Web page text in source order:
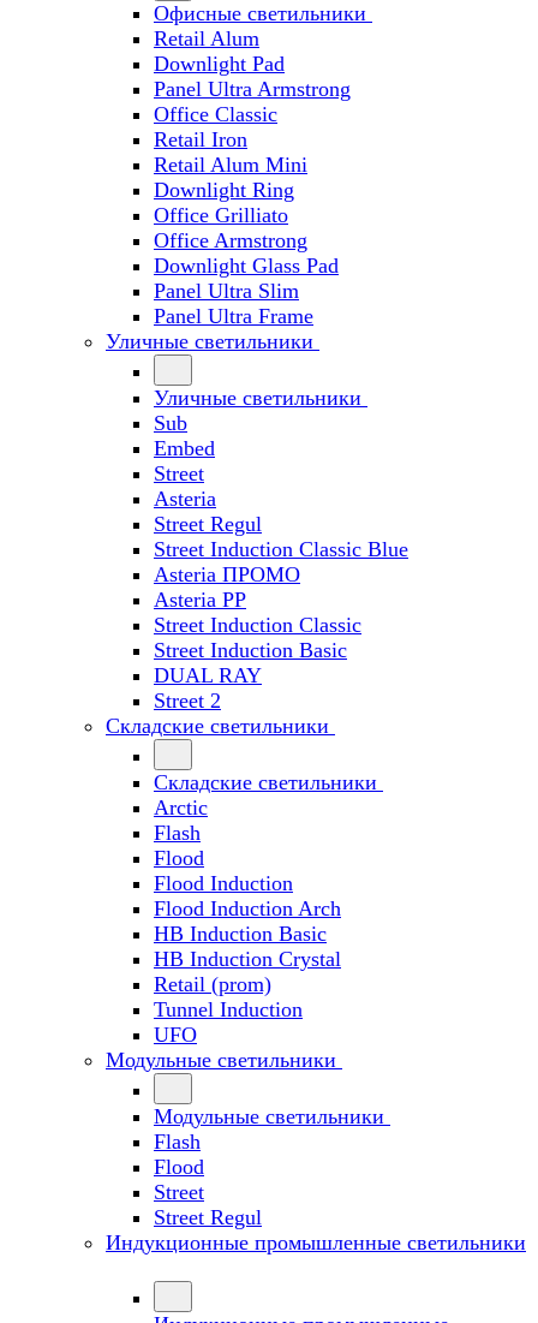
Офисные светильники
Retail Alum
Downlight Pad
Panel Ultra Armstrong
Office Classic
Retail Iron
Retail Alum Mini
Downlight Ring
Office Grilliato
Office Armstrong
Downlight Glass Pad
Panel Ultra Slim
Panel Ultra Frame
Уличные светильники
Уличные светильники
Sub
Embed
Street
Asteria
Street Regul
Street Induction Classic Blue
Asteria ПРОМО
Asteria PP
Street Induction Classic
Street Induction Basic
DUAL RAY
Street 2
Складские светильники
Складские светильники
Arctic
Flash
Flood
Flood Induction
Flood Induction Arch
HB Induction Basic
HB Induction Crystal
Retail (prom)
Tunnel Induction
UFO
Модульные светильники
Модульные светильники
Flash
Flood
Street
Street Regul
Индукционные промышленные светильники